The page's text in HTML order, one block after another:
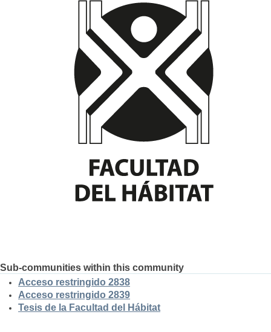
Sub-communities within this community
Acceso restringido 2838
Acceso restringido 2839
Tesis de la Facultad del Hábitat